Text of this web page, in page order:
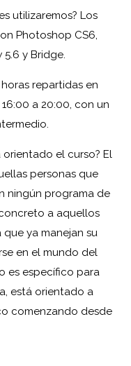
utilizaremos? Los
Photoshop CS6,
y Bridge.
repartidas en
a 20:00, con un
el curso? El
personas que
ningún programa de
a aquellos
ya manejan su
en el mundo del
es específico para
está orientado a
comenzando desde